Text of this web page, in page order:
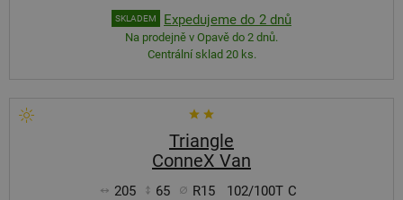
SKLADEM Expedujeme do 2 dnů
Na prodejně v Opavě do 2 dnů.
Centrální sklad 20 ks.
Triangle
ConneX Van
205 65 R15 102/100T C